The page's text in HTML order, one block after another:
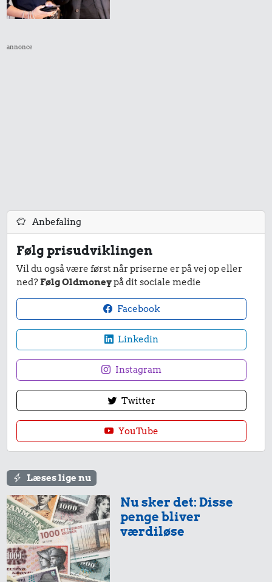
annonce
Anbefaling
Følg prisudviklingen
Vil du også være først når priserne er på vej op eller
ned?Følg Oldmoneypå dit sociale medie
Facebook
Linkedin
Instagram
Twitter
YouTube
Læses lige nu
Nu sker det: Disse
penge bliver
værdiløse